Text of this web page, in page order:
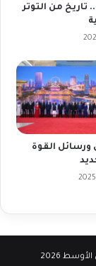
تاريخ من التوتر
ورسائل القوة
2026